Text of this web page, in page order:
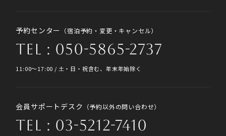
予約センター （宿泊予約・変更・キャンセル）
TEL : 050-5865-2737
11:00〜17:00 / 土・日・祝含む、年末年始除く
会員サポートデスク （予約以外の問い合わせ）
TEL : 03-5212-7410